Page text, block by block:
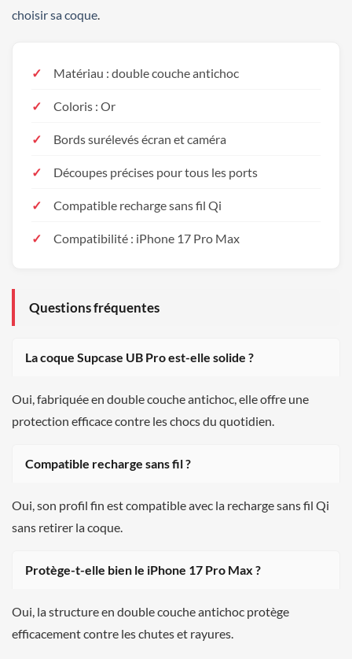
choisir sa coque
Matériau : double couche antichoc
Coloris : Or
Bords surélevés écran et caméra
Découpes précises pour tous les ports
Compatible recharge sans fil Qi
Compatibilité : iPhone 17 Pro Max
Questions fréquentes
La coque Supcase UB Pro est-elle solide ?
Oui, fabriquée en double couche antichoc, elle offre une
protection efficace contre les chocs du quotidien.
Compatible recharge sans fil ?
Oui, son profil fin est compatible avec la recharge sans fil Qi
sans retirer la coque.
Protège-t-elle bien le iPhone 17 Pro Max ?
Oui, la structure en double couche antichoc protège
efficacement contre les chutes et rayures.